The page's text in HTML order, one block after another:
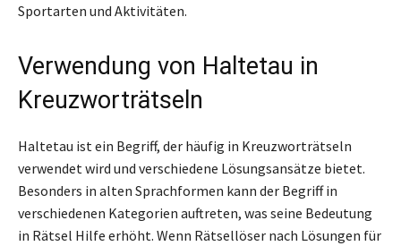
Sportarten und Aktivitäten.
Verwendung von Haltetau in
Kreuzworträtseln
Haltetau ist ein Begriff, der häufig in Kreuzworträtseln
verwendet wird und verschiedene Lösungsansätze bietet.
Besonders in alten Sprachformen kann der Begriff in
verschiedenen Kategorien auftreten, was seine Bedeutung
in Rätsel Hilfe erhöht. Wenn Rätsellöser nach Lösungen für